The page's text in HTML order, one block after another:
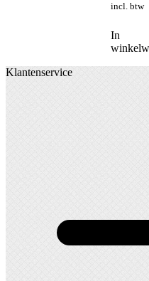
incl. btw
In
Klantenservice